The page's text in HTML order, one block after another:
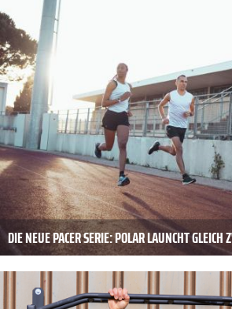
DIE NEUE PACER SERIE: POLAR LAUNCHT